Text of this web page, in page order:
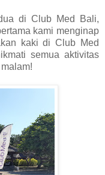
di Club Med Bali,
kami menginap
kaki di Club Med
semua aktivitas